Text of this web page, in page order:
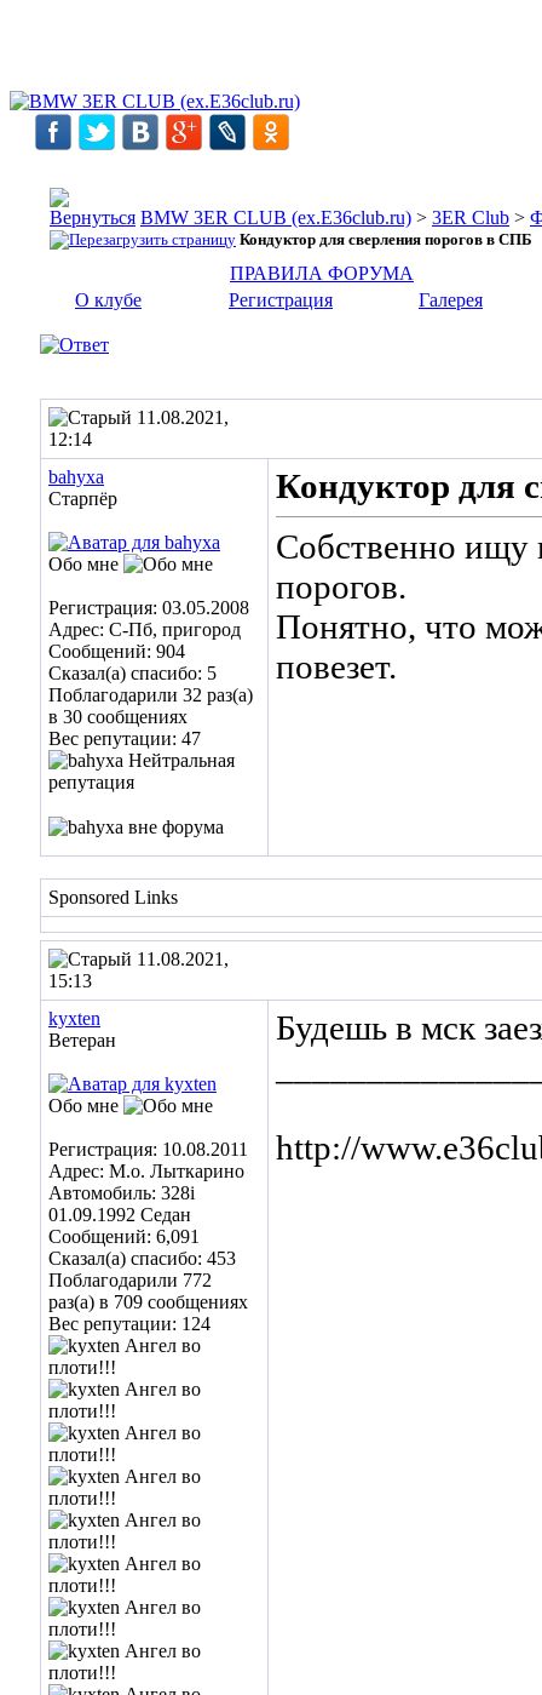
BMW 3ER CLUB (ex.E36club.ru) > 3ER Club >
Кондуктор для сверления порогов в СПБ
ПРАВИЛА ФОРУМА
О клубе
Регистрация Галерея
11.08.2021,
12:14
bahyxa
Старпёр
Обо мне
Регистрация: 03.05.2008
Адрес: С-Пб, пригород
Сообщений: 904
Сказал(а) спасибо: 5
Поблагодарили 32 раз(а)
в 30 сообщениях
Вес репутации: 47
Кондуктор для
Собственно ищу
порогов.
Понятно, что
повезет.
Sponsored Links
11.08.2021,
15:13
kyxten
Ветеран
Обо мне
Регистрация: 10.08.2011
Адрес: М.о. Лыткарино
Автомобиль: 328i
01.09.1992 Седан
Сообщений: 6,091
Сказал(а) спасибо: 453
Поблагодарили 772
раз(а) в 709 сообщениях
Вес репутации: 124
Будешь в мск
http://